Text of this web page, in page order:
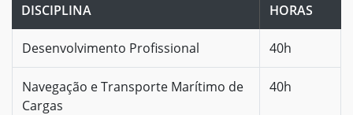
DISCIPLINA HORAS
Desenvolvimento Profissional 40h
Navegação e Transporte Marítimo de
Cargas
40h